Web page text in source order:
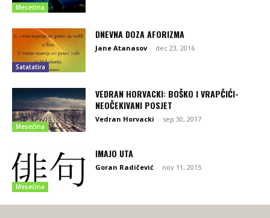
Mesečina
Satatatira
DNEVNA DOZA AFORIZMA
Jane Atanasov - dec 23, 2016
Mesečina
VEDRAN HORVACKI: BOŠKO I VRAPČIĆI-
NEOČEKIVANI POSJET
Vedran Horvacki - sep 30, 2017
Mesečina
IMAJO UTA
Goran Radičević - nov 11, 2015